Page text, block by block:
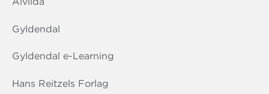
Gyldendal
Gyldendal e-Learning
Hans Reitzels Forlag